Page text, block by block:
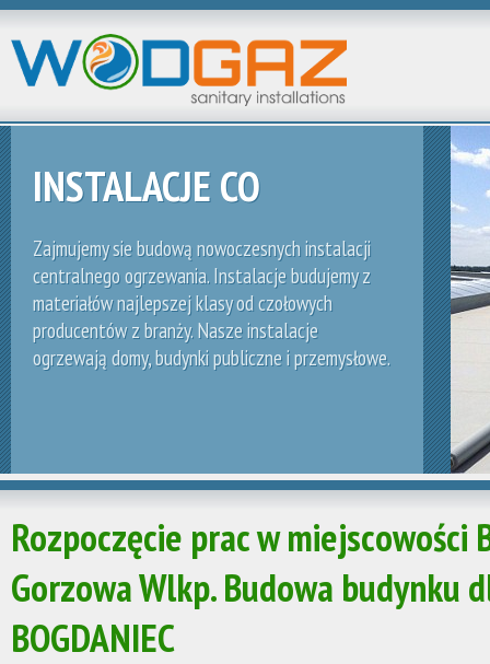
INSTALACJE CO
Zajmujemy sie budową nowoczesnych instalacji
centralnego ogrzewania. Instalacje budujemy z
materiałów najlepszej klasy od czołowych
producentów z branży. Nasze instalacje
ogrzewają domy, budynki publiczne i przemysłowe.
Rozpoczęcie prac w miejscowości
Gorzowa Wlkp. Budowa budynku
BOGDANIEC